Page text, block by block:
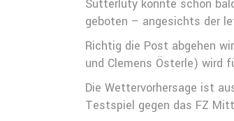
Sutterlüty könnte schon
geboten – angesichts der
Richtig die Post abgehen
und Clemens Österle) wird
Die Wettervorhersage ist
Testspiel gegen das FZ